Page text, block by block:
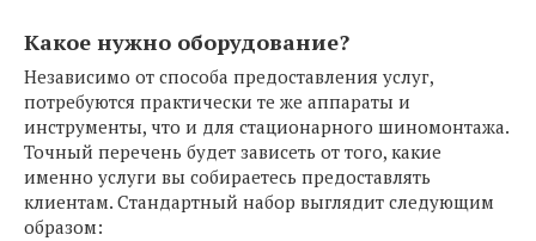
Какое нужно оборудование?
Независимо от способа предоставления услуг,
потребуются практически те же аппараты и
инструменты, что и для стационарного шиномонтажа.
Точный перечень будет зависеть от того, какие
именно услуги вы собираетесь предоставлять
клиентам. Стандартный набор выглядит следующим
образом: